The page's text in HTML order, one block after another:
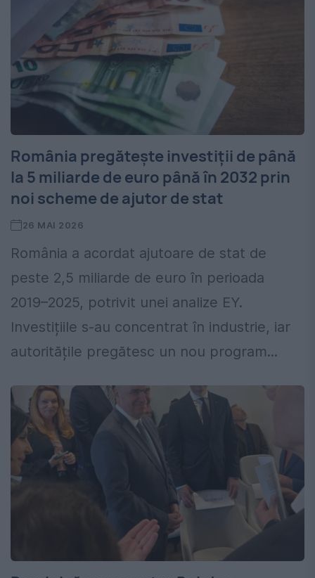
România pregătește investiții de până
la 5 miliarde de euro până în 2032 prin
noi scheme de ajutor de stat
26 MAI 2026
România a acordat ajutoare de stat de
peste 2,5 miliarde de euro în perioada
2019–2025, potrivit unei analize EY.
Investițiile s-au concentrat în industrie, iar
autoritățile pregătesc un nou program...